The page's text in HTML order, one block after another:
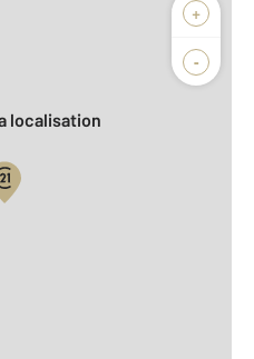
+
-
Biens vendus
localisation